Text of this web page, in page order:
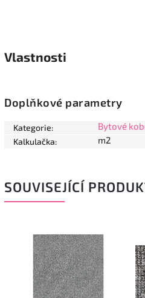
Vlastnosti
Doplňkové parametry
Kategorie: Bytové
Kalkulačka: m2
SOUVISEJÍCÍ